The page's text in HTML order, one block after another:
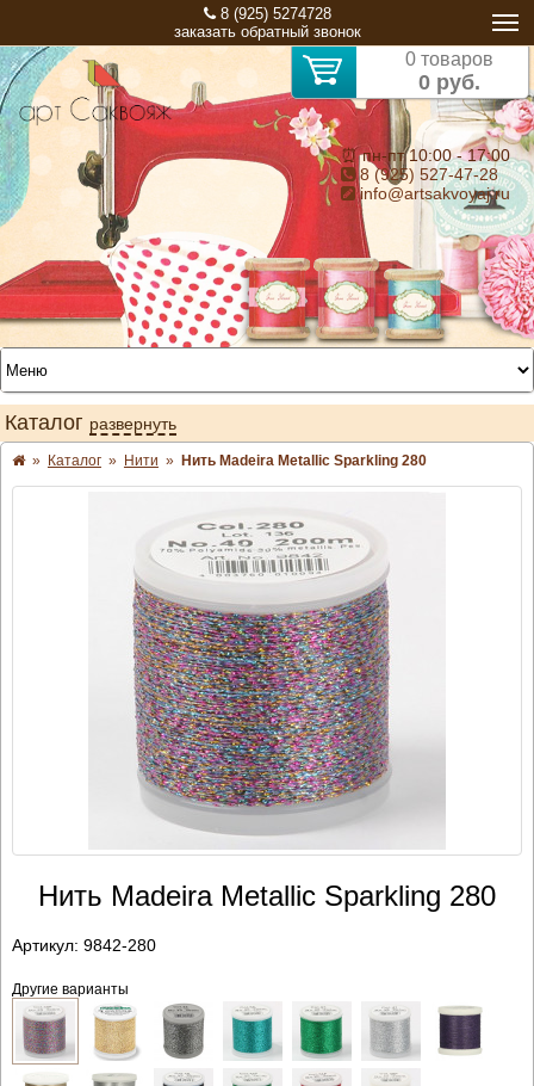
8 (925) 5274728
заказать обратный звонок
0 товаров
0 руб.
⏰ пн-пт 10:00 - 17:00
8 (925) 527-47-28
info@artsakvoyaj.ru
Каталог развернуть
» Каталог » Нити » Нить Madeira Metallic Sparkling 280
Нить Madeira Metallic Sparkling 280
Артикул: 9842-280
Другие варианты